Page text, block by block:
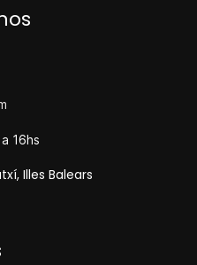
16hs
Illes Balears